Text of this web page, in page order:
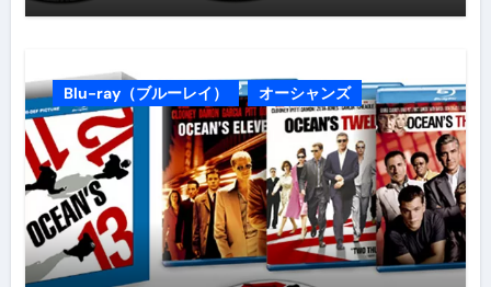
Blu-ray（ブルーレイ） オーシャンズ